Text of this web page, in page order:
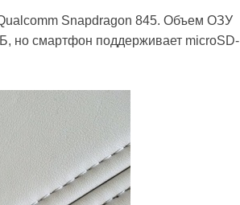
Snapdragon 845. Объем ОЗУ
но смартфон поддерживает microSD-